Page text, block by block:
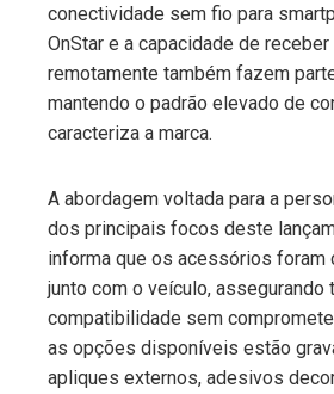
conectividade sem fio para
OnStar e a capacidade de
remotamente também fazem
mantendo o padrão elevado de
caracteriza a marca.
A abordagem voltada para a
dos principais focos deste
informa que os acessórios foram
junto com o veículo, assegurando
compatibilidade sem
as opções disponíveis estão
apliques externos, adesivos